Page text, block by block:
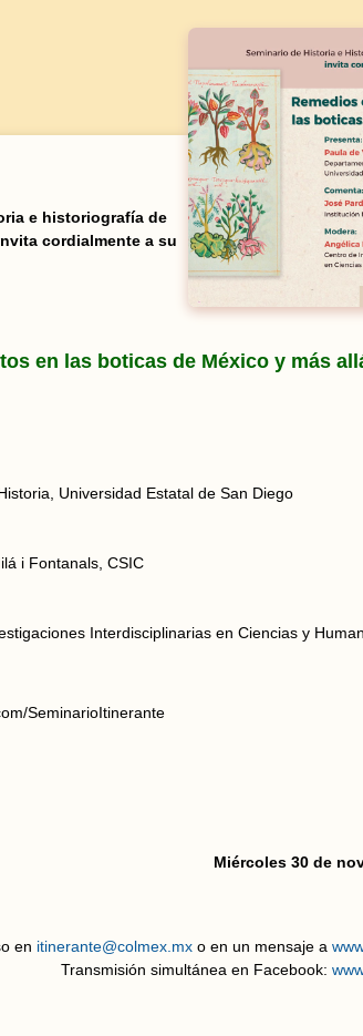
e historiografía de
cordialmente a su
en las boticas de México y más
Universidad Estatal de San Diego
i Fontanals, CSIC
Interdisciplinarias en Ciencias y
SeminarioItinerante
Miércoles 30 de
en itinerante@colmex.mxo en un mensaje a
Transmisión simultánea en Facebook: